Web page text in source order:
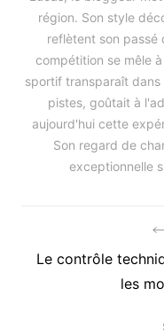
région. Son style
reflètent son passé
compétition se mêle
sportif transparaît
pistes, goûtait à
aujourd'hui cette
Son regard de
exceptionnelle
de
Précédent
Le contrôle
les